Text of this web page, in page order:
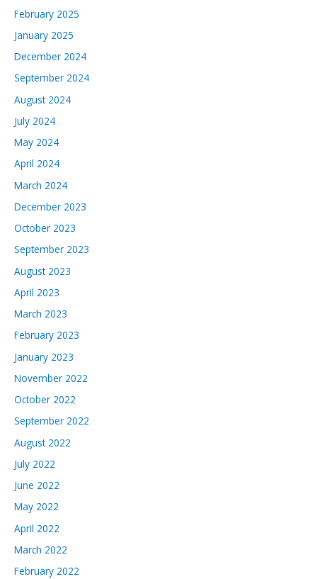
February 2025
January 2025
December 2024
September 2024
August 2024
July 2024
May 2024
April 2024
March 2024
December 2023
October 2023
September 2023
August 2023
April 2023
March 2023
February 2023
January 2023
November 2022
October 2022
September 2022
August 2022
July 2022
June 2022
May 2022
April 2022
March 2022
February 2022